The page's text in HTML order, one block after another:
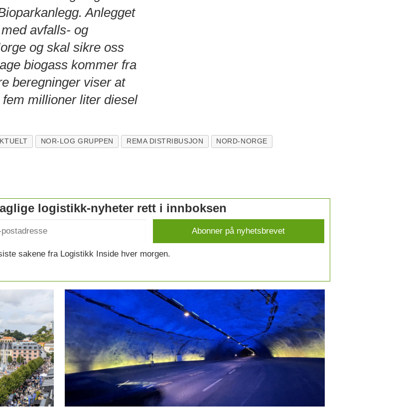
Anlegget
avfalls- og
og skal sikre oss
biogass kommer fra
beregninger viser at
millioner liter diesel
NOR-LOG GRUPPEN REMA DISTRIBUSJON NORD-NORGE
logistikk-nyheter rett i innboksen
sakene fra Logistikk Inside hver morgen.